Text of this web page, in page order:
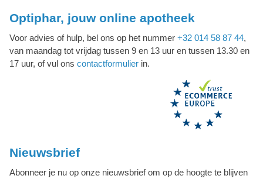
Optiphar, jouw online apotheek
Voor advies of hulp, bel ons op het nummer +32 014 58 87 44,
van maandag tot vrijdag tussen 9 en 13 uur en tussen 13.30 en
17 uur, of vul ons contactformulier in.
Nieuwsbrief
Abonneer je nu op onze nieuwsbrief om op de hoogte te blijven